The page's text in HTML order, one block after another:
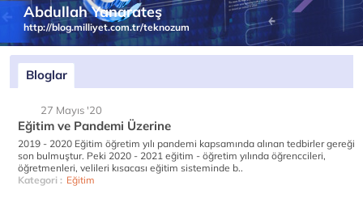
Abdullah Yanarateş
http://blog.milliyet.com.tr/teknozum
Bloglar
27 Mayıs '20
Eğitim ve Pandemi Üzerine
2019 - 2020 Eğitim öğretim yılı pandemi kapsamında alınan tedbirler gereği
son bulmuştur. Peki 2020 - 2021 eğitim - öğretim yılında öğrenccileri,
öğretmenleri, velileri kısacası eğitim sisteminde b..
Kategori : Eğitim